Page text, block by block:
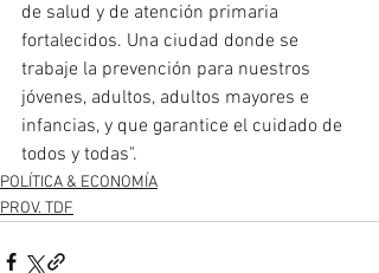
de salud y de atención primaria
fortalecidos. Una ciudad donde se
trabaje la prevención para nuestros
jóvenes, adultos, adultos mayores e
infancias, y que garantice el cuidado de
todos y todas".
POLÍTICA & ECONOMÍA
PROV. TDF